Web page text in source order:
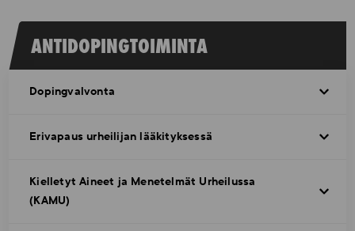
ANTIDOPINGTOIMINTA
Dopingvalvonta
Erivapaus urheilijan lääkityksessä
Kielletyt Aineet ja Menetelmät Urheilussa
(KAMU)